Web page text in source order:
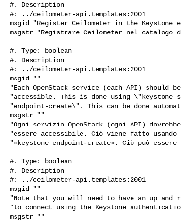
#. Description
#: ../ceilometer-api.templates:2001
msgid "Register Ceilometer in the Keystone
msgstr "Registrare Ceilometer nel catalogo
#. Type: boolean
#. Description
#: ../ceilometer-api.templates:2001
msgid ""
"Each OpenStack service (each API)
"accessible. This is done using \"keystone
"endpoint-create\". This can be done
msgstr ""
"Ogni servizio OpenStack (ogni API)
"essere accessibile. Ciò viene fatto usando
"«keystone endpoint-create». Ciò può
#. Type: boolean
#. Description
#: ../ceilometer-api.templates:2001
msgid ""
"Note that you will need to have an up and
"to connect using the Keystone
msgstr ""